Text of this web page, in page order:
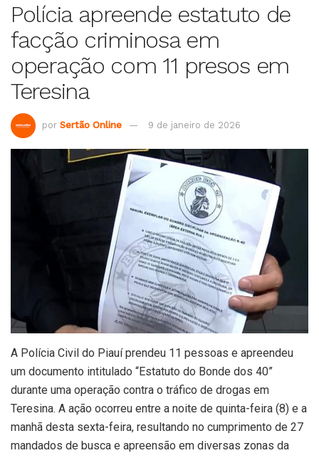
Polícia apreende estatuto de
facção criminosa em
operação com 11 presos em
Teresina
por Sertão Online 9 de janeiro de 2026
A Polícia Civil do Piauí prendeu 11 pessoas e apreendeu
um documento intitulado “Estatuto do Bonde dos 40”
durante uma operação contra o tráfico de drogas em
Teresina. A ação ocorreu entre a noite de quinta-feira (8) e a
manhã desta sexta-feira, resultando no cumprimento de 27
mandados de busca e apreensão em diversas zonas da